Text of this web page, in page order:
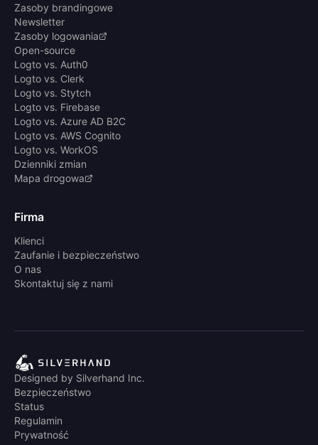
Zasoby brandingowe
Newsletter
Zasoby logowania
Open-source
Logto vs. Auth0
Logto vs. Clerk
Logto vs. Stytch
Logto vs. Firebase
Logto vs. Azure AD B2C
Logto vs. AWS Cognito
Logto vs. WorkOS
Dzienniki zmian
Mapa drogowa
Firma
Klienci
Zaufanie i bezpieczeństwo
O nas
Skontaktuj się z nami
Designed by Silverhand Inc.
Bezpieczeństwo
Status
Regulamin
Prywatność